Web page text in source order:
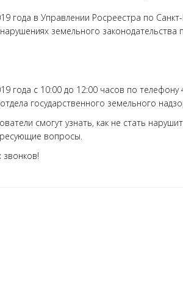
года в Управлении Росреестра по
земельного законодательства
года с 10:00 до 12:00 часов по
государственного земельного
смогут узнать, как не стать
вопросы.